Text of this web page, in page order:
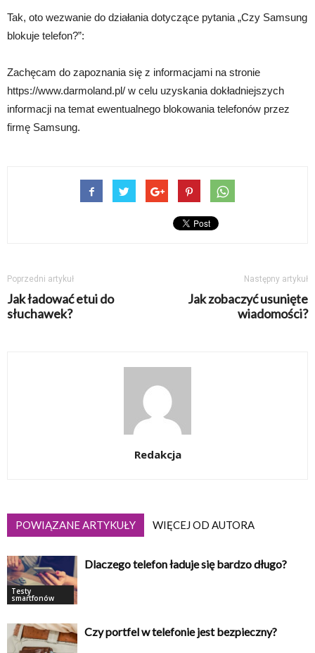
Tak, oto wezwanie do działania dotyczące pytania „Czy Samsung
blokuje telefon?”:
Zachęcam do zapoznania się z informacjami na stronie
https://www.darmoland.pl/ w celu uzyskania dokładniejszych
informacji na temat ewentualnego blokowania telefonów przez
firmę Samsung.
Poprzedni artykuł
Jak ładować etui do
słuchawek?
Następny artykuł
Jak zobaczyć usunięte
wiadomości?
Redakcja
POWIĄZANE ARTYKUŁY WIĘCEJ OD AUTORA
Testy
smartfonów
Dlaczego telefon ładuje się bardzo długo?
Czy portfel w telefonie jest bezpieczny?